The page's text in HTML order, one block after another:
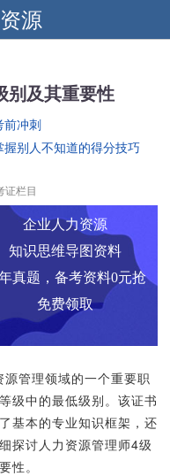
源
别及其重要性
前冲刺
别人不知道的得分技巧
栏目
企业人力资源
知识思维导图资料
真题，备考资料0元抢
免费领取
管理领域的一个重要职
级中的最低级别。该证书
基本的专业知识框架，还
探讨人力资源管理师4级
性。